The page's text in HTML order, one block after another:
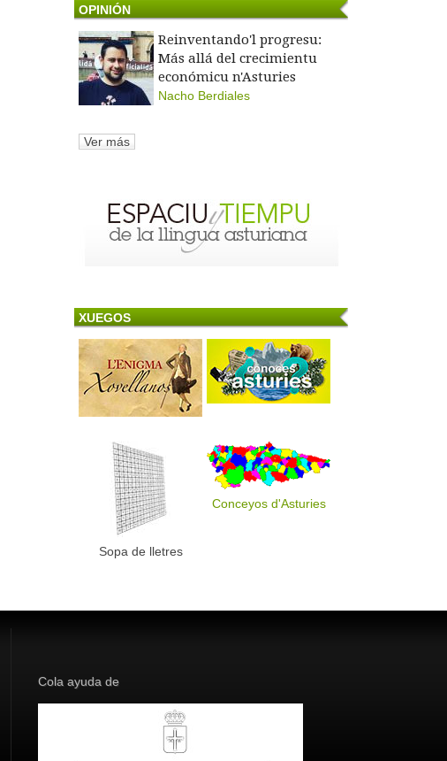
OPINIÓN
Reinventando'l progresu:
Más allá del crecimientu
económicu n'Asturies
Nacho Berdiales
Ver más
XUEGOS
Sopa de lletres
Conceyos d'Asturies
Cola ayuda de